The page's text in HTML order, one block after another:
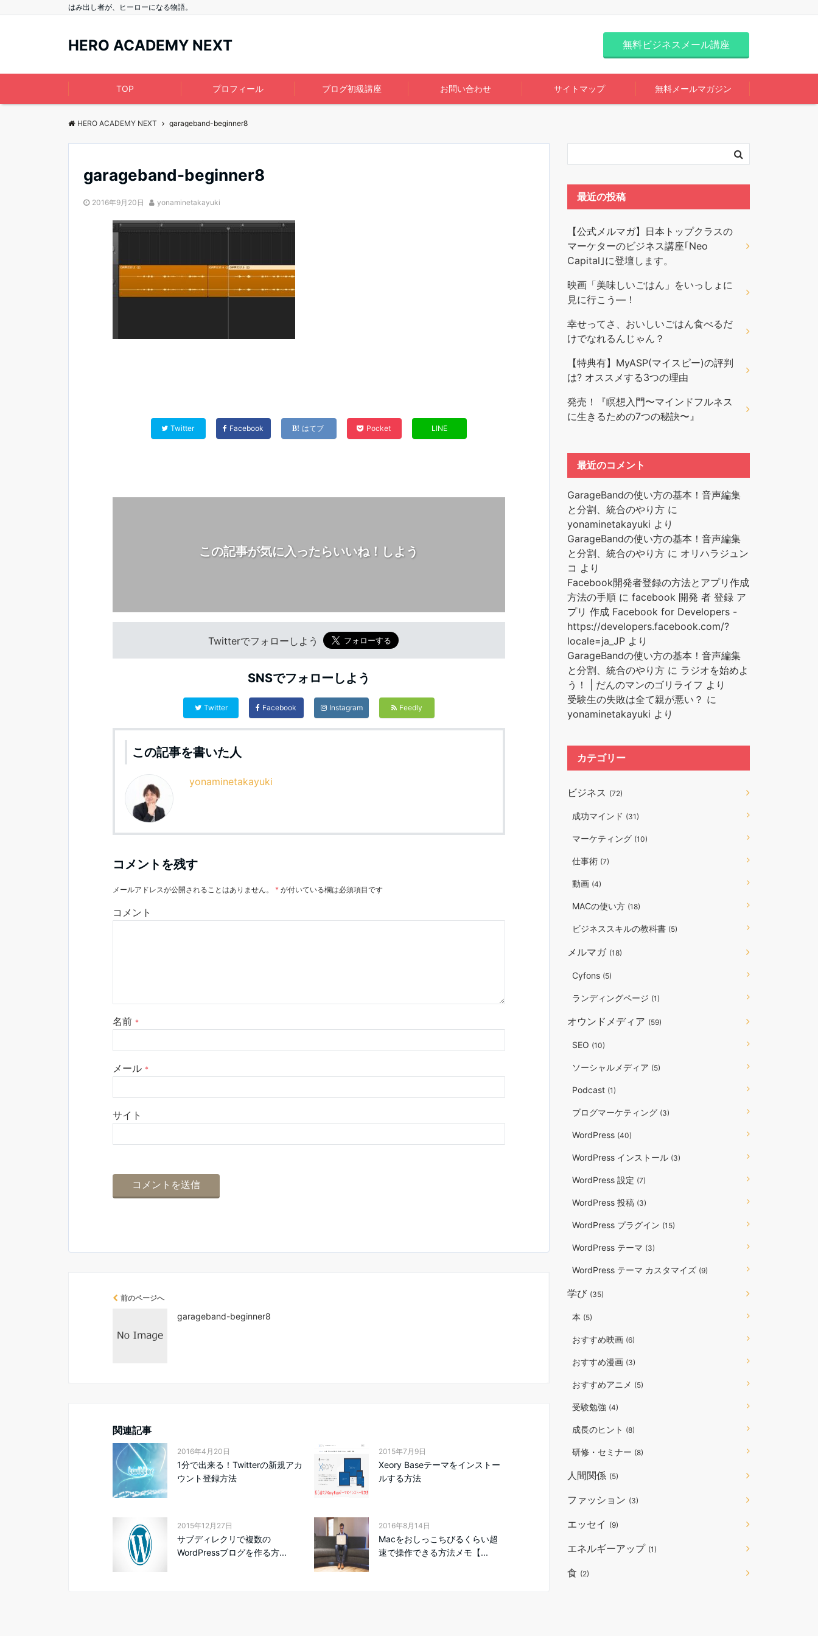
はみ出し者が、ヒーローになる物語。
HERO ACADEMY NEXT 無料ビジネスメール講座
TOP プロフィール ブログ初級講座 お問い合わせ サイトマップ 無料メールマガジン
HERO ACADEMY NEXT garageband-beginner8
garageband-beginner8
2016年9月20日 yonaminetakayuki
Twitter Facebook はてブ Pocket LINE
この記事が気に入ったらいいね！しよう
Twitterでフォローしよう
SNSでフォローしよう
Twitter Facebook Instagram Feedly
この記事を書いた人
yonaminetakayuki
コメントを残す
メールアドレスが公開されることはありません。 * が付いている欄は必須項目です
コメント
名前 *
メール *
サイト
前のページへ
garageband-beginner8
関連記事
2016年4月20日
1分で出来る！Twitterの新規アカ
ウント登録方法
2015年7月9日
Xeory Baseテーマをインストー
ルする方法
2015年12月27日
サブディレクリで複数の
WordPressブログを作る方...
2016年8月14日
Macをおしっこちびるくらい超
速で操作できる方法メモ【...
最近の投稿
【公式メルマガ】日本トップクラスの
マーケターのビジネス講座｢Neo
Capital｣に登壇します。
映画「美味しいごはん」をいっしょに
見に行こう―！
幸せってさ、おいしいごはん食べるだ
けでなれるんじゃん？
【特典有】MyASP(マイスピー)の評判
は? オススメする3つの理由
発売！『瞑想入門〜マインドフルネス
に生きるための7つの秘訣〜』
最近のコメント
GarageBandの使い方の基本！音声編集
と分割、統合のやり方 に
yonaminetakayuki より
GarageBandの使い方の基本！音声編集
と分割、統合のやり方 に オリハラジュン
コ より
Facebook開発者登録の方法とアプリ作成
方法の手順 に facebook 開発 者 登録 ア
プリ 作成 Facebook for Developers -
https://developers.facebook.com/?
locale=ja_JP より
GarageBandの使い方の基本！音声編集
と分割、統合のやり方 に ラジオを始めよ
う！ | だんのマンのゴリライフ より
受験生の失敗は全て親が悪い？ に
yonaminetakayuki より
カテゴリー
ビジネス (72)
成功マインド (31)
マーケティング (10)
仕事術 (7)
動画 (4)
MACの使い方 (18)
ビジネススキルの教科書 (5)
メルマガ (18)
Cyfons (5)
ランディングページ (1)
オウンドメディア (59)
SEO (10)
ソーシャルメディア (5)
Podcast (1)
ブログマーケティング (3)
WordPress (40)
WordPress インストール (3)
WordPress 設定 (7)
WordPress 投稿 (3)
WordPress プラグイン (15)
WordPress テーマ (3)
WordPress テーマ カスタマイズ (9)
学び (35)
本 (5)
おすすめ映画 (6)
おすすめ漫画 (3)
おすすめアニメ (5)
受験勉強 (4)
成長のヒント (8)
研修・セミナー (8)
人間関係 (5)
ファッション (3)
エッセイ (9)
エネルギーアップ (1)
食 (2)